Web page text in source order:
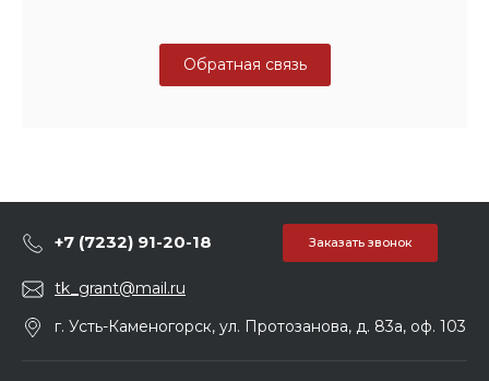
Обратная связь
+7 (7232) 91-20-18 Заказать звонок
tk_grant@mail.ru
г. Усть-Каменогорск, ул. Протозанова, д. 83а, оф. 103